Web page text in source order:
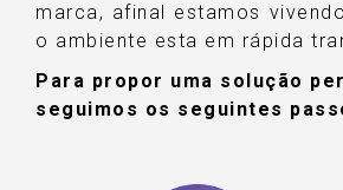
marca, afinal estamos
o ambiente esta em rápida
Para propor uma solução
seguimos os seguintes